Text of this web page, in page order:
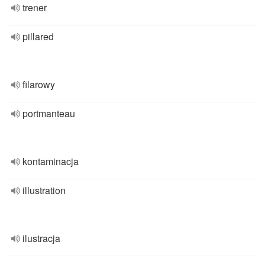
trener
pillared
filarowy
portmanteau
kontaminacja
illustration
ilustracja